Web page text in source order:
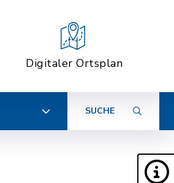
Digitaler Ortsplan
SUCHE